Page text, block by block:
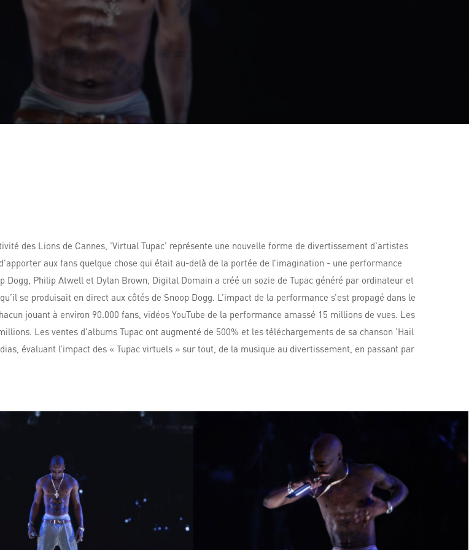
des Lions de Cannes, 'Virtual Tupac' représente une nouvelle forme de divertissement d'artistes
aux fans quelque chose qui était au-delà de la portée de l’imagination - une performance
Philip Atwell et Dylan Brown, Digital Domain a créé un sozie de Tupac généré par ordinateur et
se produisait en direct aux côtés de Snoop Dogg. L’impact de la performance s’est propagé dans le
jouant à environ 90.000 fans, vidéos YouTube de la performance amassé 15 millions de vues. Les
Les ventes d’albums Tupac ont augmenté de 500% et les téléchargements de sa chanson 'Hail
évaluant l’impact des « Tupac virtuels » sur tout, de la musique au divertissement, en passant par